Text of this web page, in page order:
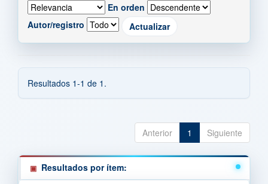
En orden
Autor/registro
Resultados 1-1 de 1.
Anterior 1 Siguiente
Resultados por ítem: